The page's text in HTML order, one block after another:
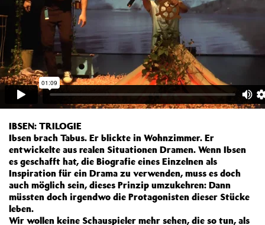
IBSEN: TRILOGIE
Ibsen brach Tabus. Er blickte in Wohnzimmer. Er
entwickelte aus realen Situationen Dramen. Wenn Ibsen
es geschafft hat, die Biografie eines Einzelnen als
Inspiration für ein Drama zu verwenden, muss es doch
auch möglich sein, dieses Prinzip umzukehren: Dann
müssten doch irgendwo die Protagonisten dieser Stücke
leben.
Wir wollen keine Schauspieler mehr sehen, die so tun, als